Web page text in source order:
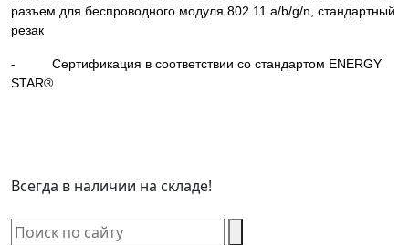
разъем для беспроводного модуля 802.11 a/b/g/n, стандартный
резак
- Сертификация в соответствии со стандартом ENERGY
STAR®
Всегда в наличии на складе!